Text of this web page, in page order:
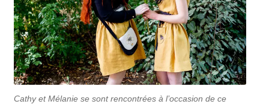
Cathy et Mélanie se sont rencontrées à l’occasion de ce